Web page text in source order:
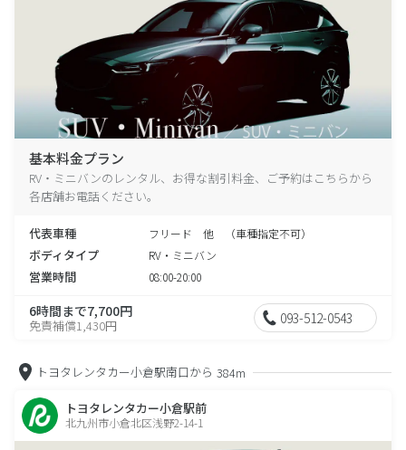
基本料金プラン
RV・ミニバンのレンタル、お得な割引料金、ご予約はこちらから
各店舗お電話ください。
代表車種 フリード 他 （車種指定不可）
ボディタイプ RV・ミニバン
営業時間 08:00-20:00
6時間まで7,700円
免責補償1,430円 093-512-0543
トヨタレンタカー小倉駅南口から 384m
トヨタレンタカー小倉駅前
北九州市小倉北区浅野2-14-1